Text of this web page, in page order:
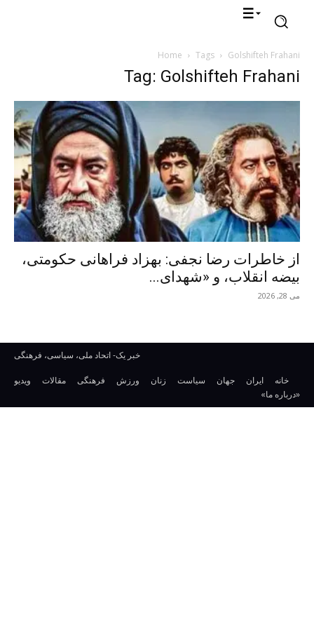
Home Tags Golshifteh Frahani
Tag: Golshifteh Frahani
از خاطرات رضا نجفی: بهزاد فراهانی حکومتی،
بیضه انقلاب، و «شهدای...
می 28, 2026
خبر یک- اتحاد ملی، سیاسی، فرهنگی
خانه ایران جهان سیاست زنان ورزش فرهنگی مقالات
ویدیو
«درباره ما»